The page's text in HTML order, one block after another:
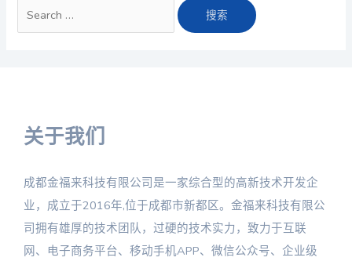
关于我们
成都金福来科技有限公司是一家综合型的高新技术开发企
业，成立于2016年,位于成都市新都区。金福来科技有限公
司拥有雄厚的技术团队，过硬的技术实力，致力于互联
网、电子商务平台、移动手机APP、微信公众号、企业级